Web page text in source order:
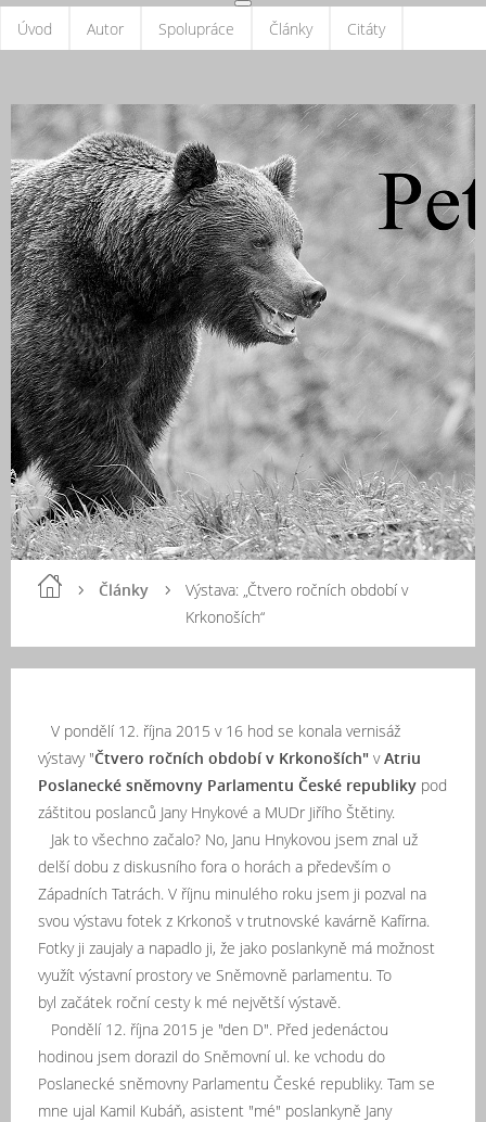
Úvod Autor Spolupráce Články Citáty
Články
Výstava: „Čtvero ročních období v
Krkonoších“
V pondělí 12. října 2015 v 16 hod se konala vernisáž
výstavy "Čtvero ročních období v Krkonoších" vAtriu
Poslanecké sněmovny Parlamentu České republiky pod
záštitou poslanců Jany Hnykové a MUDr Jiřího Štětiny.
Jak to všechno začalo? No, Janu Hnykovou jsem znal už
delší dobu z diskusního fora o horách a především o
Západních Tatrách. V říjnu minulého roku jsem ji pozval na
svou výstavu fotek z Krkonoš v trutnovské kavárně Kafírna.
Fotky ji zaujaly a napadlo ji, že jako poslankyně má možnost
využít výstavní prostory ve Sněmovně parlamentu. To
byl začátek roční cesty k mé největší výstavě.
Pondělí 12. října 2015 je "den D". Před jedenáctou
hodinou jsem dorazil do Sněmovní ul. ke vchodu do
Poslanecké sněmovny Parlamentu České republiky. Tam se
mne ujal Kamil Kubáň, asistent "mé" poslankyně Jany